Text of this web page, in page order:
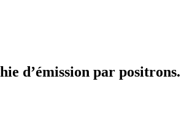
d’émission par positrons.